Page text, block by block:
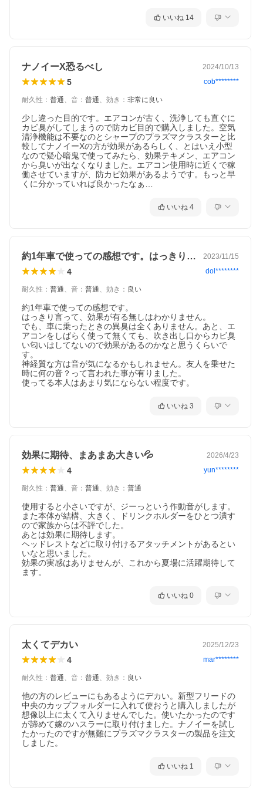
いいね 14
ナノイーX恐るべし 2024/10/13
5 cob********
耐久性 ： 普通、 音 ： 普通、 効き ： 非常に良い
少し違った目的です。エアコンが古く、洗浄しても直ぐに
カビ臭がしてしまうので防カビ目的で購入しました。空気
清浄機能は不要なのとシャープのプラズマクラスターと比
較してナノイーXの方が効果があるらしく、とはいえ小型
なので疑心暗鬼で使ってみたら、効果テキメン、エアコン
から臭いが出なくなりました。エアコン使用時に近くで稼
働させていますが、防カビ効果があるようです。もっと早
くに分かっていれば良かったなぁ…
いいね 4
約1年車で使っての感想です。はっきり言… 2023/11/15
4 dol********
耐久性 ： 普通、 音 ： 普通、 効き ： 良い
約1年車で使っての感想です。
はっきり言って、効果が有る無しはわかりません。
でも、車に乗ったときの異臭は全くありません。あと、エ
アコンをしばらく使って無くても、吹き出し口からカビ臭
い匂いはしてないので効果があるのかなと思うくらいで
す。
神経質な方は音が気になるかもしれません。友人を乗せた
時に何の音？って言われた事が有りました。
使ってる本人はあまり気にならない程度です。
いいね 3
効果に期待、まあまあ大きい💦 2026/4/23
4 yun********
耐久性 ： 普通、 音 ： 普通、 効き ： 普通
使用すると小さいですが、ジーっという作動音がします。
また本体が結構、大きく、ドリンクホルダーをひとつ潰す
ので家族からは不評でした。
あとは効果に期待します。
ヘッドレストなどに取り付けるアタッチメントがあるとい
いなと思いました。
効果の実感はありませんが、これから夏場に活躍期待して
ます。
いいね 0
太くてデカい 2025/12/23
4 mar********
耐久性 ： 普通、 音 ： 普通、 効き ： 良い
他の方のレビューにもあるようにデカい。新型フリードの
中央のカップフォルダーに入れて使おうと購入しましたが
想像以上に太くて入りませんでした。使いたかったのです
が諦めて嫁のハスラーに取り付けました。ナノイーを試し
たかったのですが無難にプラズマクラスターの製品を注文
しました。
いいね 1